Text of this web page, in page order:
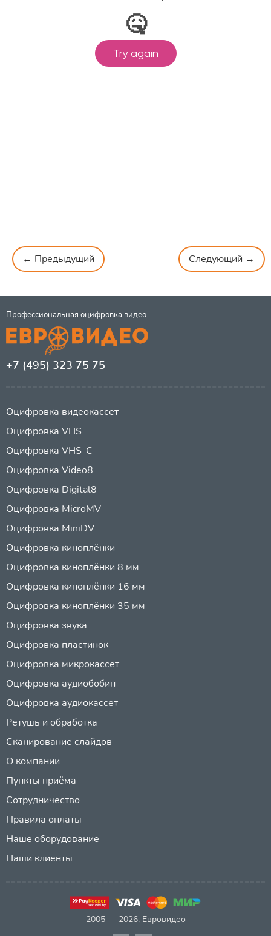
← Предыдущий Следующий →
Профессиональная оцифровка видео
+7 (495) 323 75 75
Оцифровка видеокассет
Оцифровка VHS
Оцифровка VHS-C
Оцифровка Video8
Оцифровка Digital8
Оцифровка MicroMV
Оцифровка MiniDV
Оцифровка киноплёнки
Оцифровка киноплёнки 8 мм
Оцифровка киноплёнки 16 мм
Оцифровка киноплёнки 35 мм
Оцифровка звука
Оцифровка пластинок
Оцифровка микрокассет
Оцифровка аудиобобин
Оцифровка аудиокассет
Ретушь и обработка
Сканирование слайдов
О компании
Пункты приёма
Сотрудничество
Правила оплаты
Наше оборудование
Наши клиенты
2005 — 2026, Евровидео